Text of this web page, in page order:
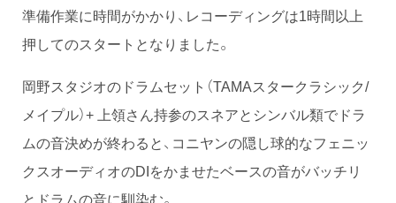
準備作業に時間がかかり、レコーディングは1時間以上
押してのスタートとなりました。
岡野スタジオのドラムセット（TAMAスタークラシック/
メイプル）+ 上領さん持参のスネアとシンバル類でドラ
ムの音決めが終わると、コニヤンの隠し球的なフェニッ
クスオーディオのDIをかませたベースの音がバッチリ